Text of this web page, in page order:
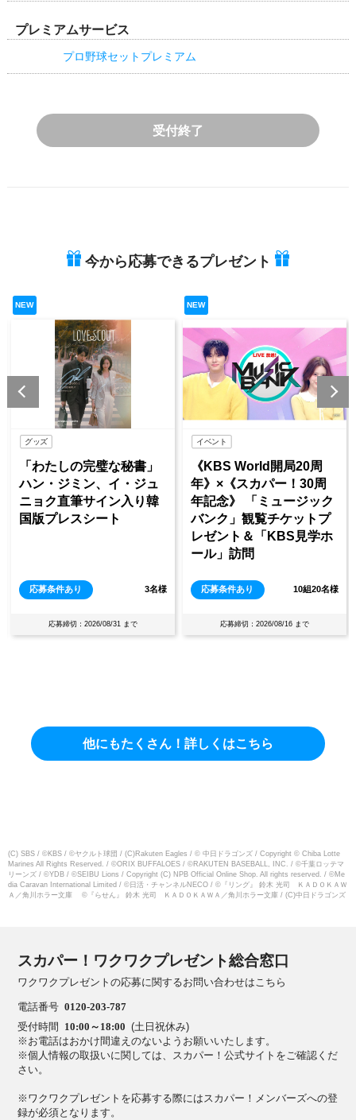
プレミアムサービス
プロ野球セットプレミアム
受付終了
今から応募できるプレゼント
NEW
グッズ
「わたしの完璧な秘書」
ハン・ジミン、イ・ジュ
ニョク直筆サイン入り韓
国版プレスシート
応募条件あり 3名様
応募締切：2026/08/31 まで
NEW
イベント
《KBS World開局20周
年》×《スカパー！30周
年記念》 「ミュージック
バンク」観覧チケットプ
レゼント＆「KBS見学ホ
ール」訪問
応募条件あり 10組20名様
応募締切：2026/08/16 まで
他にもたくさん！詳しくはこちら
(C) SBS / ©KBS / ©ヤクルト球団 / (C)Rakuten Eagles / © 中日ドラゴンズ / Copyright © Chiba Lotte
Marines All Rights Reserved. / ©ORIX BUFFALOES / ©RAKUTEN BASEBALL, INC. / ©千葉ロッテマ
リーンズ / ©YDB / ©SEIBU Lions / Copyright (C) NPB Official Online Shop. All rights reserved. / ©Me
dia Caravan International Limited / ©日活・チャンネルNECO / ©『リング』 鈴木 光司 ＫＡＤＯＫＡＷ
Ａ／角川ホラー文庫 ©『らせん』 鈴木 光司 ＫＡＤＯＫＡＷＡ／角川ホラー文庫 / (C)中日ドラゴンズ
スカパー！ワクワクプレゼント総合窓口
ワクワクプレゼントの応募に関するお問い合わせはこちら
電話番号 0120-203-787
受付時間 10:00～18:00 (土日祝休み)
※お電話はおかけ間違えのないようお願いいたします。
※個人情報の取扱いに関しては、スカパー！公式サイトをご確認くだ
さい。
※ワクワクプレゼントを応募する際にはスカパー！メンバーズへの登
録が必須となります。